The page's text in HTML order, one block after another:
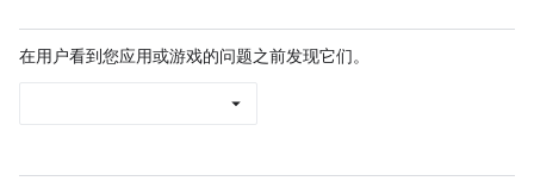
在用户看到您应用或游戏的问题之前发现它们。